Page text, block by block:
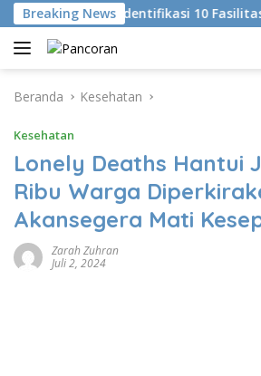
Langsung
ke
konten
Breaking News
KKI Identifikasi 10 Fasilitas
Beranda Kesehatan
Kesehatan
Lonely Deaths Hantui
Ribu Warga
Akansegera Mati
Zarah Zuhran
Juli 2, 2024